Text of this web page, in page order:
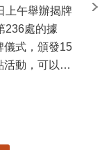
上午舉辦揭牌
236處的據
儀式，頒發15
動，可以更
苗